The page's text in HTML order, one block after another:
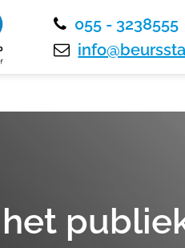
055 - 3238555